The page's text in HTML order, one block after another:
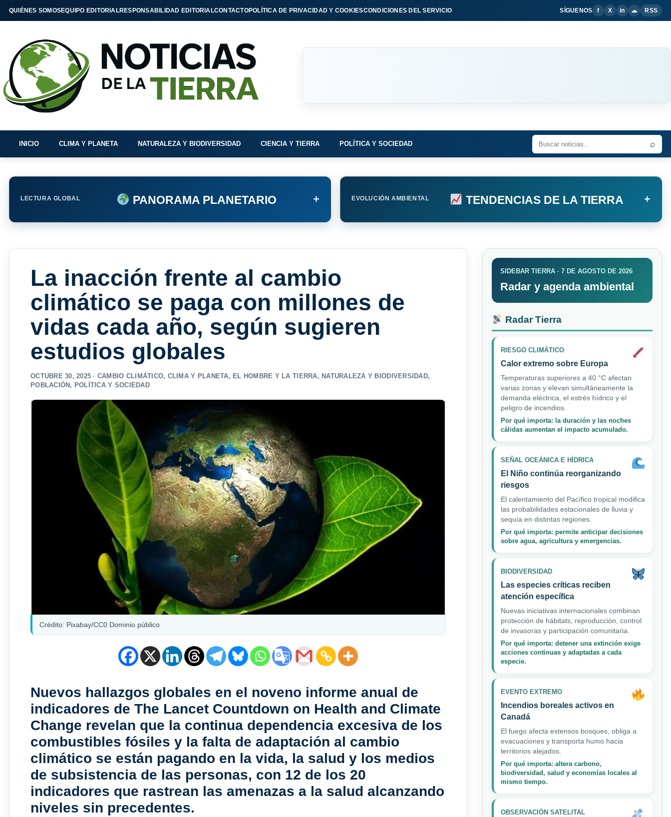
QUIÉNES SOMOSEQUIPO EDITORIALRESPONSABILIDAD EDITORIALCONTACTOPOLÍTICA DE PRIVACIDAD Y COOKIESCONDICIONES DEL SERVICIO SÍGUENOS f X in ☁ RSS
INICIO CLIMA Y PLANETA NATURALEZA Y BIODIVERSIDAD CIENCIA Y TIERRA POLÍTICA Y SOCIEDAD ⌕
LECTURA GLOBAL PANORAMA PLANETARIO + EVOLUCIÓN AMBIENTAL TENDENCIAS DE LA TIERRA +
La inacción frente al cambio
climático se paga con millones de
vidas cada año, según sugieren
estudios globales
OCTUBRE 30, 2025 · CAMBIO CLIMÁTICO, CLIMA Y PLANETA, EL HOMBRE Y LA TIERRA, NATURALEZA Y BIODIVERSIDAD,
POBLACIÓN , POLÍTICA Y SOCIEDAD
Crédito: Pixabay/CC0 Dominio público
Nuevos hallazgos globales en el noveno informe anual de
indicadores de The Lancet Countdown on Health and Climate
Change revelan que la continua dependencia excesiva de los
combustibles fósiles y la falta de adaptación al cambio
climático se están pagando en la vida, la salud y los medios
de subsistencia de las personas, con 12 de los 20
indicadores que rastrean las amenazas a la salud alcanzando
niveles sin precedentes.
SIDEBAR TIERRA · 7 DE AGOSTO DE 2026
Radar y agenda ambiental
Radar Tierra
RIESGO CLIMÁTICO
Calor extremo sobre Europa
Temperaturas superiores a 40 °C afectan
varias zonas y elevan simultáneamente la
demanda eléctrica, el estrés hídrico y el
peligro de incendios.
Por qué importa: la duración y las noches
cálidas aumentan el impacto acumulado.
SEÑAL OCEÁNICA E HÍDRICA
El Niño continúa reorganizando
riesgos
El calentamiento del Pacífico tropical modifica
las probabilidades estacionales de lluvia y
sequía en distintas regiones.
Por qué importa: permite anticipar decisiones
sobre agua, agricultura y emergencias.
BIODIVERSIDAD
Las especies críticas reciben
atención específica
Nuevas iniciativas internacionales combinan
protección de hábitats, reproducción, control
de invasoras y participación comunitaria.
Por qué importa: detener una extinción exige
acciones continuas y adaptadas a cada
especie.
EVENTO EXTREMO
Incendios boreales activos en
Canadá
El fuego afecta extensos bosques, obliga a
evacuaciones y transporta humo hacia
territorios alejados.
Por qué importa: altera carbono,
biodiversidad, salud y economías locales al
mismo tiempo.
OBSERVACIÓN SATELITAL